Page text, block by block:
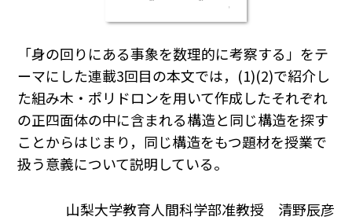
「身の回りにある事象を数理的に考察する」をテ
ーマにした連載3回目の本文では，(1)(2)で紹介し
た組み木・ポリドロンを用いて作成したそれぞれ
の正四面体の中に含まれる構造と同じ構造を探す
ことからはじまり，同じ構造をもつ題材を授業で
扱う意義について説明している。
山梨大学教育人間科学部准教授 清野辰彦